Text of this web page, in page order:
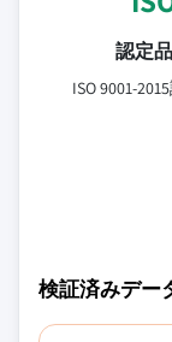
認定
ISO 9001-
検証済みデー